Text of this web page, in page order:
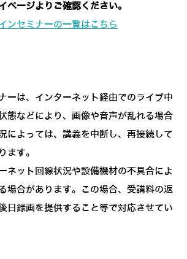
ページよりご確認ください。
ンセミナーの一覧はこちら
ーは、インターネット経由でのライブ中
態などにより、画像や音声が乱れる場合
によっては、講義を中断し、再接続して
ます。
ネット回線状況や設備機材の不具合によ
場合があります。この場合、受講料の返
日録画を提供すること等で対応させてい